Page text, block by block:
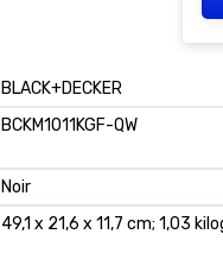
‎BLACK+DECKER
‎BCKM1011KGF-QW
‎Noir
‎49,1 x 21,6 x 11,7 cm; 1,03